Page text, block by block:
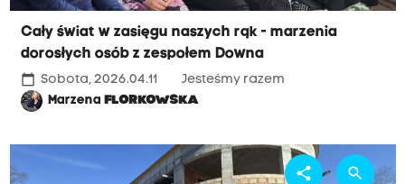
Cały świat w zasięgu naszych rąk - marzenia
dorosłych osób z zespołem Downa
calendar_today Sobota, 2026.04.11
Jesteśmy razem
MarzenaFLORKOWSKA
share search